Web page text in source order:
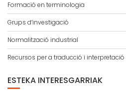
Formació en terminologia
Grups d’investigació
Normalització industrial
Recursos per a traducció i interpretació
ESTEKA INTERESGARRIAK